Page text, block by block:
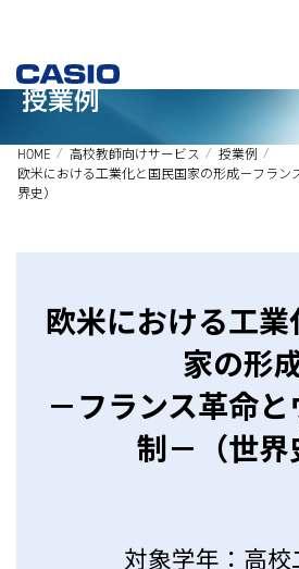
HOME 高校教師向けサービス
授業例
欧米における工業化と国民国家の形成－フラン
界史）
欧米における工業
家の形
－フランス革命
制－（世界
対象学年：高校